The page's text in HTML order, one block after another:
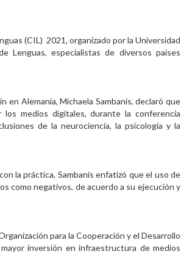
(CIL) 2021, organizado por la Universidad
Lenguas, especialistas de diversos países
en Alemania, Michaela Sambanis, declaró que
los medios digitales, durante la conferencia
de la neurociencia, la psicología y la
la práctica, Sambanis enfatizó que el uso de
como negativos, de acuerdo a su ejecución y
para la Cooperación y el Desarrollo
inversión en infraestructura de medios